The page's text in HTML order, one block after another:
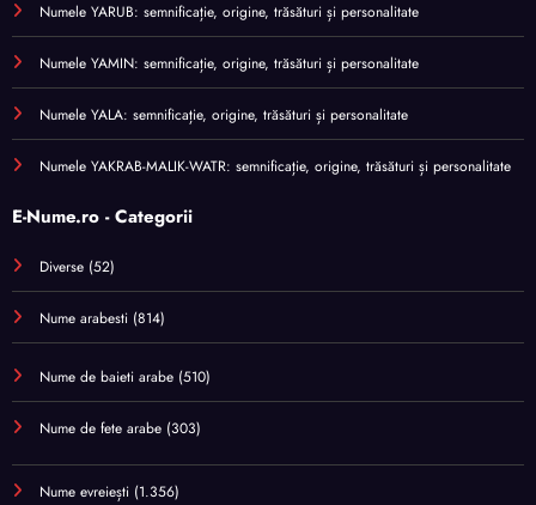
Numele YARUB: semnificație, origine, trăsături și personalitate
Numele YAMIN: semnificație, origine, trăsături și personalitate
Numele YALA: semnificație, origine, trăsături și personalitate
Numele YAKRAB-MALIK-WATR: semnificație, origine, trăsături și personalitate
E-Nume.ro - Categorii
Diverse (52)
Nume arabesti (814)
Nume de baieti arabe (510)
Nume de fete arabe (303)
Nume evreiești (1.356)